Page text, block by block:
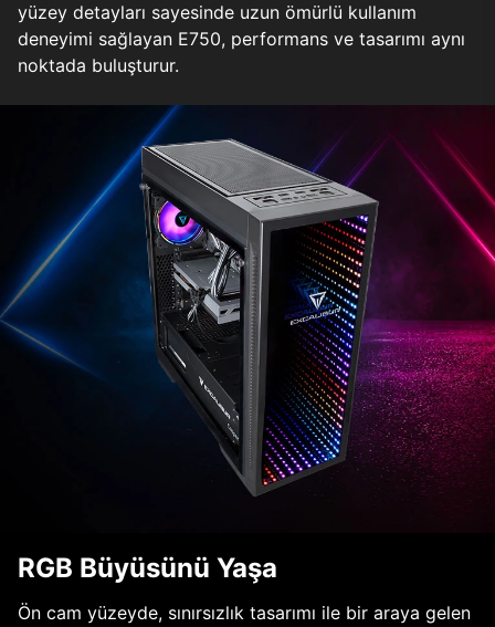
yüzey detayları sayesinde uzun ömürlü kullanım
deneyimi sağlayan E750, performans ve tasarımı aynı
noktada buluşturur.
RGB Büyüsünü Yaşa
Ön cam yüzeyde, sınırsızlık tasarımı ile bir araya gelen